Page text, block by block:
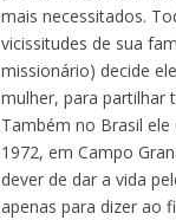
mais necessitados.
vicissitudes de sua
missionário) decide
mulher, para partilhar
Também no Brasil
1972, em Campo
dever de dar a vida
apenas para dizer ao